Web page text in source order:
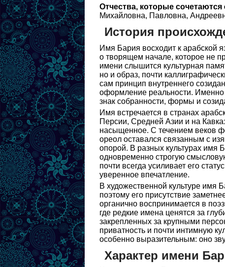
Отчества, которые
Михайловна, Павловна,
История
Имя Бария восходит к арабской
о творящем начале, которое не
имени слышится культурная
но и образ, почти
сам принцип внутреннего
оформление реальности. Именно
знак собранности, формы и
Имя встречается в странах
Персии, Средней Азии и на
насыщенное. С течением веков
ореол оставался связанным с
опорой. В разных культурах имя
одновременно строгую
почти всегда усиливает его
уверенное впечатление.
В художественной культуре имя
поэтому его присутствие
органично воспринимается в
где редкие имена ценятся за
закрепленных за крупными
приватность и почти интимную
особенно выразительным: оно
Характер имени